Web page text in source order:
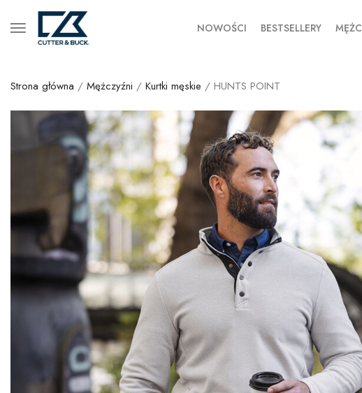
NOWOŚCI BESTSELLERY
Strona główna / Mężczyźni / Kurtki męskie / HUNTS POINT